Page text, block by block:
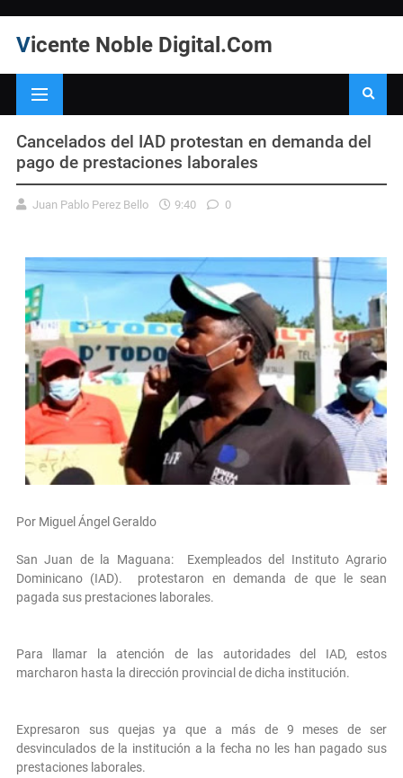
Vicente Noble Digital.Com
Cancelados del IAD protestan en demanda del
pago de prestaciones laborales
Juan Pablo Perez Bello 9:40 0
Por Miguel Ángel Geraldo
San Juan de la Maguana: Exempleados del Instituto Agrario
Dominicano (IAD). protestaron en demanda de que le sean
pagada sus prestaciones laborales.
Para llamar la atención de las autoridades del IAD, estos
marcharon hasta la dirección provincial de dicha institución.
Expresaron sus quejas ya que a más de 9 meses de ser
desvinculados de la institución a la fecha no les han pagado sus
prestaciones laborales.